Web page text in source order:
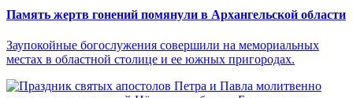
Память жертв гонений помянули в Архангельской области
Заупокойные богослужения совершили на мемориальных
местах в областной столице и ее южных пригородах.